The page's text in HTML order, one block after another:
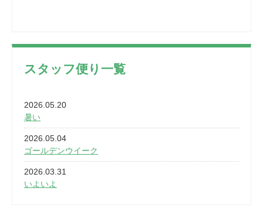
スタッフ便り一覧
2026.05.20
暑い
2026.05.04
ゴールデンウイーク
2026.03.31
いよいよ